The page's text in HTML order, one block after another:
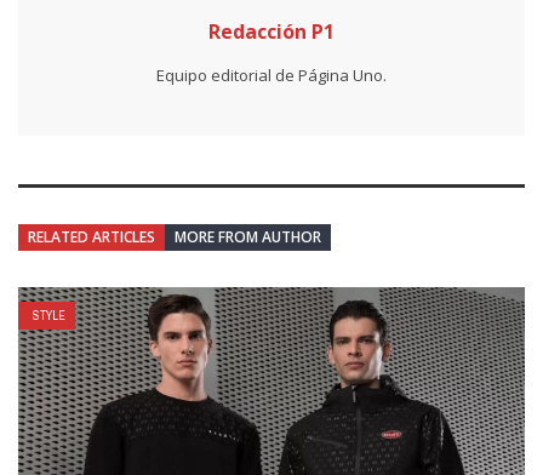
Redacción P1
Equipo editorial de Página Uno.
RELATED ARTICLES MORE FROM AUTHOR
STYLE